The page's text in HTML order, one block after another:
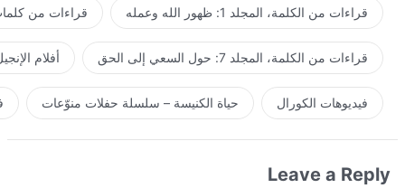
قراءات من الكلمة، المجلد 1: ظهور الله وعمله قراءات من
قراءات من الكلمة، المجلد 7: حول السعي إلى الحق أفلام
فيديوهات الكورال حياة الكنيسة – سلسلة حفلات منوّعات
Leave a Reply